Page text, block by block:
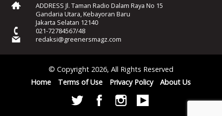
ADDRESS Jl. Taman Radio Dalam Raya No 15
Gandaria Utara, Kebayoran Baru
Jakarta Selatan 12140
021-72784567/48
redaksi@greenersmagz.com
© Copyright 2026, All Rights Reserved
Home
Terms of Use Privacy Policy About Us